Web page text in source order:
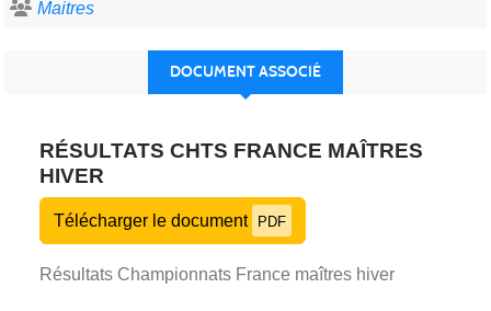
Maitres
DOCUMENT ASSOCIÉ
RÉSULTATS CHTS FRANCE MAÎTRES
HIVER
Télécharger le document PDF
Résultats Championnats France maîtres hiver